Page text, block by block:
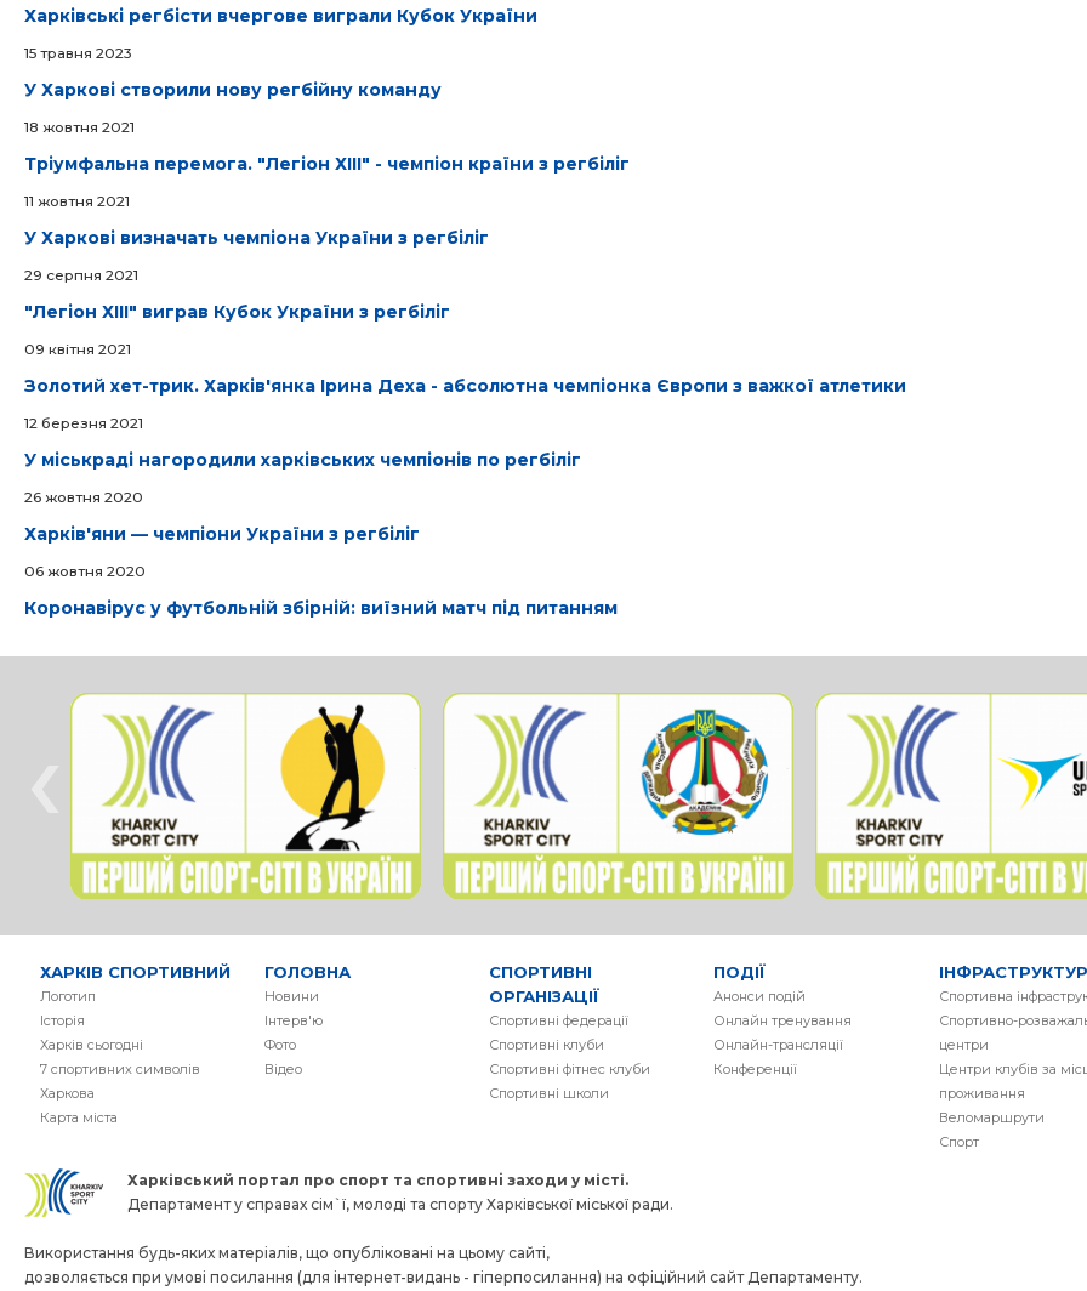
Харківські регбісти вчергове виграли Кубок України
15 травня 2023
У Харкові створили нову регбійну команду
18 жовтня 2021
Тріумфальна перемога. "Легіон ХІІІ" - чемпіон країни з регбіліг
11 жовтня 2021
У Харкові визначать чемпіона України з регбіліг
29 серпня 2021
"Легіон ХІІІ" виграв Кубок України з регбіліг
09 квітня 2021
Золотий хет-трик. Харків'янка Ірина Деха - абсолютна чемпіонка Європи з важкої атлетики
12 березня 2021
У міськраді нагородили харківських чемпіонів по регбіліг
26 жовтня 2020
Харків'яни — чемпіони України з регбіліг
06 жовтня 2020
Коронавірус у футбольній збірній: виїзний матч під питанням
ХАРКІВ СПОРТИВНИЙ
Логотип
Історія
Харків сьогодні
7 спортивних символів
Харкова
Карта міста
ГОЛОВНА
Новини
Інтерв'ю
Фото
Вiдео
СПОРТИВНІ
ОРГАНІЗАЦІЇ
Спортивні федерації
Спортивні клуби
Спортивні фітнес клуби
Спортивні школи
ПОДІЇ
Анонси подій
Онлайн тренування
Онлайн-трансляції
Конференції
Спортивна
Спортивно-
центри
Центри клубів за
проживання
Веломаршрути
Спорт
Харківський портал про спорт та спортивнi заходи у місті.
Департамент у справах сім`ї, молоді та спорту Харківської міської ради.
Використання будь-яких матеріалів, що опубліковані на цьому сайті,
дозволяється при умові посилання (для інтернет-видань - гіперпосилання) на офіційний сайт Департаменту.